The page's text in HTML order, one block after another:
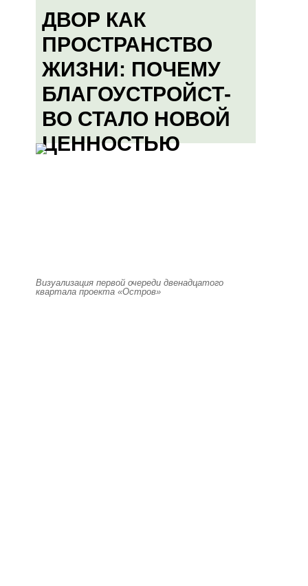
ДВОР КАК
ПРОСТРАНСТВО
ЖИЗНИ: ПОЧЕМУ
БЛАГОУСТРОЙСТ-
ВО СТАЛО НОВОЙ
ЦЕННОСТЬЮ
Визуализация первой очереди двенадцатого
квартала проекта «Остров»